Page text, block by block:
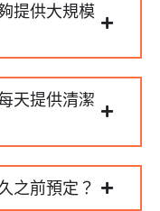
提供大規模
天提供清潔
之前預定？